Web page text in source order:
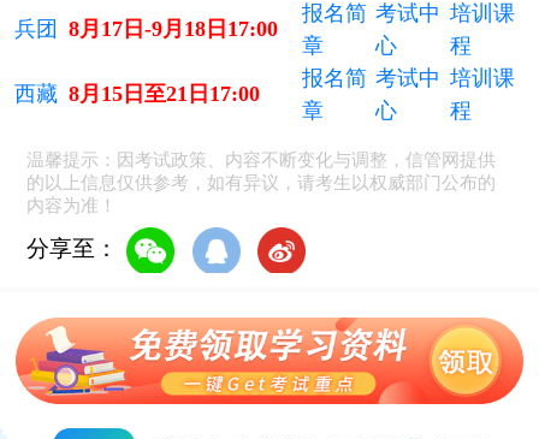
兵团 8月17日-9月18日17:00
报名简
章
考试中
心
培训课
程
西藏 8月15日至21日17:00
报名简
章
考试中
心
培训课
程
温馨提示：因考试政策、内容不断变化与调整，信管网提供
的以上信息仅供参考，如有异议，请考生以权威部门公布的
内容为准！
分享至：